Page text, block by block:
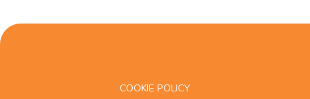
COOKIE POLICY